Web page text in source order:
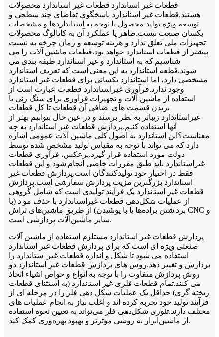
قطعات غیر استاندارد قطعات غیر استاندارد محصولات
هستند.قطعات غیر استاندارد پاسخگوی تقاضای چند سطحی و
توسعه ویژه تولید محصول با توجه به استانداردها و مشخصات
یکسان صنعت نیست.ظاهر یا عملکرد آن به کاتالوگ محصولات
تجهیزات ملی تعلق ندارد و هزینه توسعه و زمان چرخه به نسبت
بیشتر از قطعات استاندارد خواهد بود.قطعات ماشین آلات را می
شناسیم که به استاندارد و غیر استاندارد طبقه بندی می
شوند.قطعه استاندارد به این معنی است که تعریف استاندارد
مشخصی دارد، اما استاندارد یکسانی برای قطعات غیر استاندارد
وجود ندارد.فرآوری غیراستاندارد قطعات عبارت است از
استفاده از ماشین آلات و تجهیزات فرآوری برای سنگ زنی یا
بریدن قسمت های اضافی آن قطعات تا کل قطعات
غیراستاندارد زیباتر به نظر برسند و در عین حال بتوانیم بهتر از
آنها استفاده کنیم.پردازش قطعات غیر استاندارد به چه
معناست؟این استاندارد به اصول کلی ماشین آلات عمومی اشاره
دارد که می تواند با توجه به مقیاس تولید مشخص شده توسط
دولت مورد استفاده قرار گیرد.برعکس، فرآوری قطعات
غیراستاندارد باید طبق مقررات خاصی انجام شود و این قطعات
فقط در اختیار خود تولیدکنندگان است.پردازش قطعات غیر
استاندارد بزرگترین مزیت پردازش سفارشی است.پردازش
قطعات غیر استاندارد یک فرآیند تولیدی است که شامل گروهی
از عملیات شکل‌دهی قطعات غیراستاندارد با حذف مواد (با
برداشتن براده‌ها یا با پوشیدن) از طریق ماشین‌های تراش CNC و
سایر ماشین‌آلات پردازشی است.
پردازش قطعات غیر استاندارد مستلزم استفاده از ماشین آلات
صنعتی ویژه ای است که برای پردازش قطعات غیر استاندارد
استفاده می شود تا شکل و اندازه قطعات غیر استاندارد را
پردازش و تغییر دهد.روش های پردازش قطعات غیر استاندارد دو
روش پردازش متفاوت را با توجه به انواع و خواص اشیاء اتخاذ
می کنند.تمام قطعات فلزی غیر استاندارد (به استثنای قطعات
ریخته گری) حداقل یک عملیات شکل دهی فلز را در مرحله ای از
فرآیند تولید خود تجربه کرده اند و اغلب نیاز به انجام عملیات های
مختلف دارند.تئوری شکل‌دهی فلز می‌تواند به تعیین نحوه استفاده
از ماشین‌ابزار به روشی مؤثرتر و بهبود بهره‌وری کمک کند.